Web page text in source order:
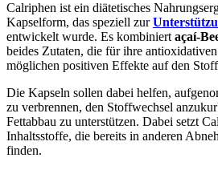
Calriphen ist ein diätetisches
Kapselform, das speziell zur
entwickelt wurde. Es kombiniert açaí-
beides Zutaten, die für ihre
möglichen positiven Effekte auf den
Die Kapseln sollen dabei helfen,
zu verbrennen, den Stoffwechsel
Fettabbau zu unterstützen. Dabei setzt
Inhaltsstoffe, die bereits in anderen
finden.